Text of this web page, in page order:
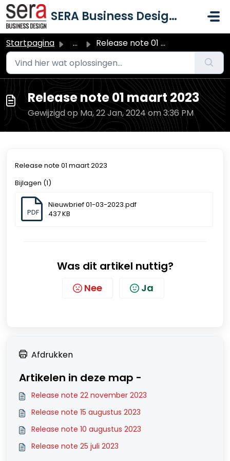
Doorgaan naar hoofdinhoud
SERA Business Design B.V.
Startpagina ... Release note 01 maart 2023
Release note 01 maart 2023
Gewijzigd op Ma, 22 Jan, 2024 om 3:36 PM
Release note 01 maart 2023
Bijlagen (1)
PDF
Nieuwbrief 01-03-2023.pdf
437 KB
Was dit artikel nuttig?
Nee Ja
Afdrukken
Artikelen in deze map -
Release note 22 november 2023
Release note 15 augustus 2023
Release note 10 augustus 2023
Release note 25 juli 2023